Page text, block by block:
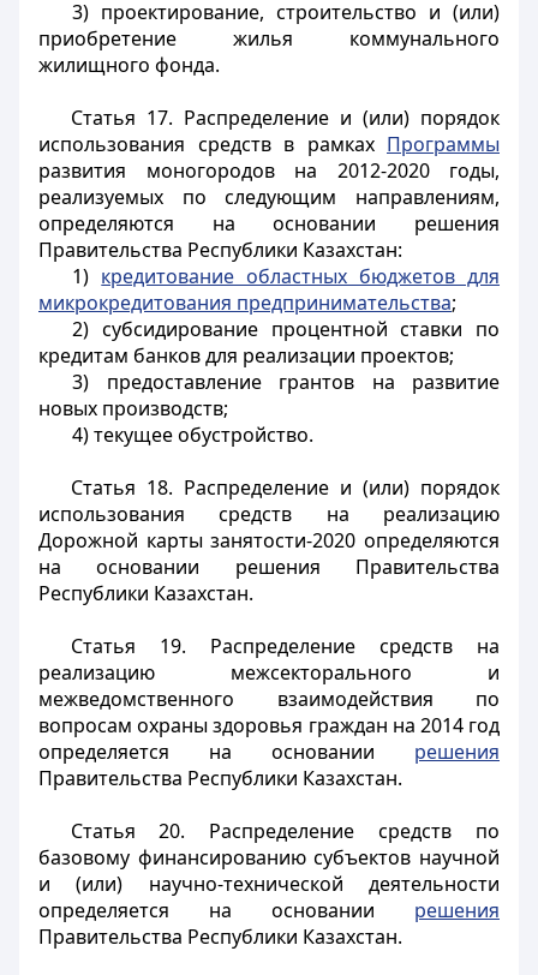
3) проектирование, строительство и (или)
приобретение жилья коммунального
жилищного фонда.
Статья 17. Распределение и (или) порядок
использования средств в рамках Программы
развития моногородов на 2012-2020 годы,
реализуемых по следующим направлениям,
определяются на основании решения
Правительства Республики Казахстан:
1) кредитование областных бюджетов для
микрокредитования предпринимательства;
2) субсидирование процентной ставки по
кредитам банков для реализации проектов;
3) предоставление грантов на развитие
новых производств;
4) текущее обустройство.
Статья 18. Распределение и (или) порядок
использования средств на реализацию
Дорожной карты занятости-2020 определяются
на основании решения Правительства
Республики Казахстан.
Статья 19. Распределение средств на
реализацию межсекторального и
межведомственного взаимодействия по
вопросам охраны здоровья граждан на 2014 год
определяется на основании решения
Правительства Республики Казахстан.
Статья 20. Распределение средств по
базовому финансированию субъектов научной
и (или) научно-технической деятельности
определяется на основании решения
Правительства Республики Казахстан.